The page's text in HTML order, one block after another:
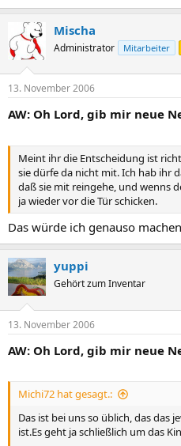
Mischa
Administrator Mitarbeiter
13. November 2006
AW: Oh Lord, gib mir neue
Meint ihr die Entscheidung ist
sie dürfe da nicht mit. Ich hab ihr
daß sie mit reingehe, und wenns
ja wieder vor die Tür schicken.
Das würde ich genauso
yuppi
Gehört zum Inventar
13. November 2006
AW: Oh Lord, gib mir neue
Michi72 hat gesagt.:
Das ist bei uns so üblich, das das
ist.Es geht ja schließlich um das